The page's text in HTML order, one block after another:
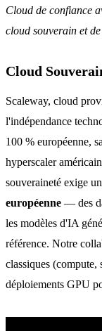
Cloud de confiance
cloud souverain et
Cloud
Scaleway, cloud
l'indépendance
100 % européenne,
hyperscaler
souveraineté exige
européenne — des
les modèles d'IA
référence. Notre
classiques (compute,
déploiements GPU